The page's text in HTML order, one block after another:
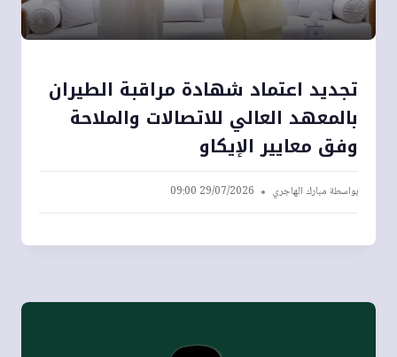
تجديد اعتماد شهادة مراقبة الطيران
بالمعهد العالي للاتصالات والملاحة
وفق معايير الإيكاو
بواسطةمبارك الهاجري 29/07/2026 09:00